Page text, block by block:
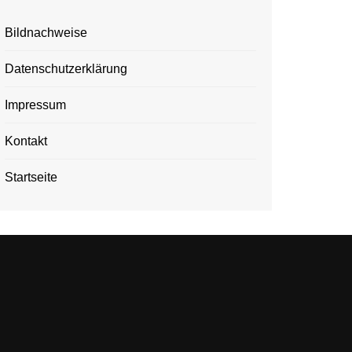
Bildnachweise
Datenschutzerklärung
Impressum
Kontakt
Startseite